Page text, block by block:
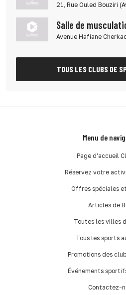
21, Rue Ouled Bouziri
Salle de
Avenue Hafiane
TOUS LES CLUBS DE
Menu de
Page d'accueil
Réservez votre
Offres spéciales
Articles de
Toutes les villes
Tous les sports
Promotions des
Événements
Contactez-